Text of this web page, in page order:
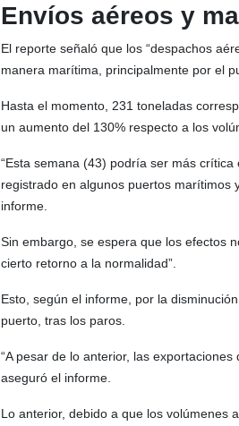
Envíos aéreos y
El reporte señaló que los “despachos
manera marítima, principalmente por el
Hasta el momento, 231 toneladas
un aumento del 130% respecto a los
“Esta semana (43) podría ser más
registrado en algunos puertos marítimos
informe.
Sin embargo, se espera que los efectos
cierto retorno a la normalidad”.
Esto, según el informe, por la
puerto, tras los paros.
“A pesar de lo anterior, las
aseguró el informe.
Lo anterior, debido a que los volúmenes